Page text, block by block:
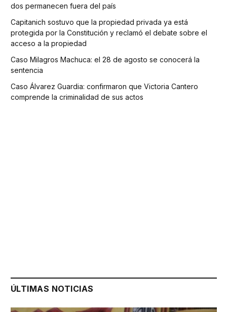
dos permanecen fuera del país
Capitanich sostuvo que la propiedad privada ya está
protegida por la Constitución y reclamó el debate sobre el
acceso a la propiedad
Caso Milagros Machuca: el 28 de agosto se conocerá la
sentencia
Caso Álvarez Guardia: confirmaron que Victoria Cantero
comprende la criminalidad de sus actos
ÚLTIMAS NOTICIAS